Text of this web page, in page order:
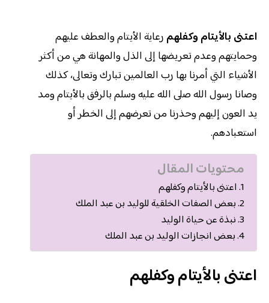
اعتنى بالأيتام وكفلهم رعاية الأيتام والعطف عليهم
وحمايتهم وعدم تعريضها إلى الذل والمهانة هي من أكثر
الأشياء التي أمرنا بها رب العالمين تبارك وتعالى، كذلك
وصانا رسول الله صلى الله عليه وسلم بالرفق بالأيتام ومد
يد العون إليهم وحذرنا من تعرضهم إلى الخطر أو
استعبادهم.
محتويات المقال
اعتنى بالأيتام وكفلهم
بعض الصفات الخلقية للوليد بن عبد الملك
نبذة عن حياة الوليد
بعض انجازات الوليد بن عبد الملك
اعتنى بالأيتام وكفلهم